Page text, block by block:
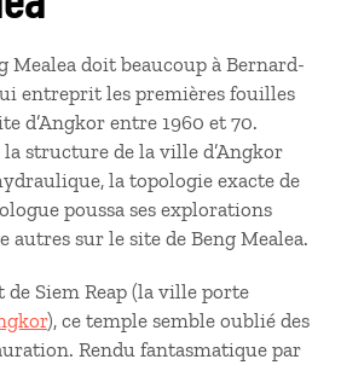
Mealea doit beaucoup à Bernard-
entreprit les premières fouilles
d’Angkor entre 1960 et 70.
structure de la ville d’Angkor
la topologie exacte de
poussa ses explorations
autres sur le site de Beng Mealea.
de Siem Reap (la ville porte
), ce temple semble oublié des
Rendu fantasmatique par